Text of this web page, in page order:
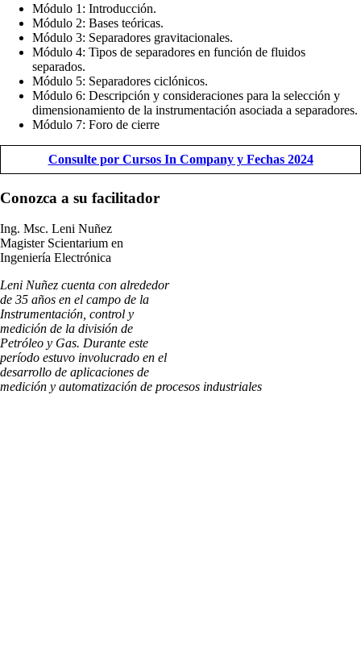
Módulo 1: Introducción.
Módulo 2: Bases teóricas.
Módulo 3: Separadores gravitacionales.
Módulo 4: Tipos de separadores en función de fluidos
separados.
Módulo 5: Separadores ciclónicos.
Módulo 6: Descripción y consideraciones para la selección y
dimensionamiento de la instrumentación asociada a separadores.
Módulo 7: Foro de cierre
Consulte por Cursos In Company y Fechas 2024
Conozca a su facilitador
Ing. Msc. Leni Nuñez
Magister Scientarium en
Ingeniería Electrónica
Leni Nuñez cuenta con alrededor
de 35 años en el campo de la
Instrumentación, control y
medición de la división de
Petróleo y Gas. Durante este
período estuvo involucrado en el
desarrollo de aplicaciones de
medición y automatización de procesos industriales